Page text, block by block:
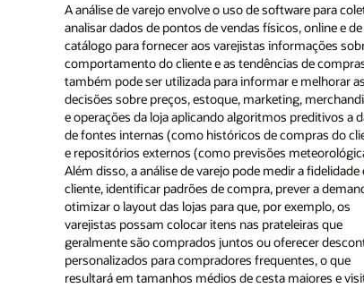
A análise de varejo envolve o uso de software para
analisar dados de pontos de vendas físicos, online e de
catálogo para fornecer aos varejistas informações
comportamento do cliente e as tendências de
também pode ser utilizada para informar e melhorar as
decisões sobre preços, estoque, marketing,
e operações da loja aplicando algoritmos preditivos a
de fontes internas (como históricos de compras do
e repositórios externos (como previsões
Além disso, a análise de varejo pode medir a fidelidade
cliente, identificar padrões de compra, prever a
otimizar o layout das lojas para que, por exemplo, os
varejistas possam colocar itens nas prateleiras que
geralmente são comprados juntos ou oferecer
personalizados para compradores frequentes, o que
resultará em tamanhos médios de cesta maiores e